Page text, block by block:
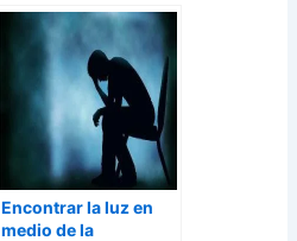
Encontrar la luz en
medio de la